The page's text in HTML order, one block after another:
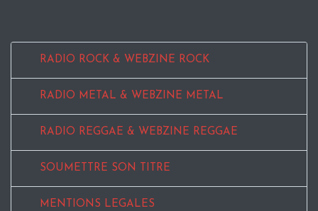
RADIO ROCK & WEBZINE ROCK
RADIO METAL & WEBZINE METAL
RADIO REGGAE & WEBZINE REGGAE
SOUMETTRE SON TITRE
MENTIONS LEGALES